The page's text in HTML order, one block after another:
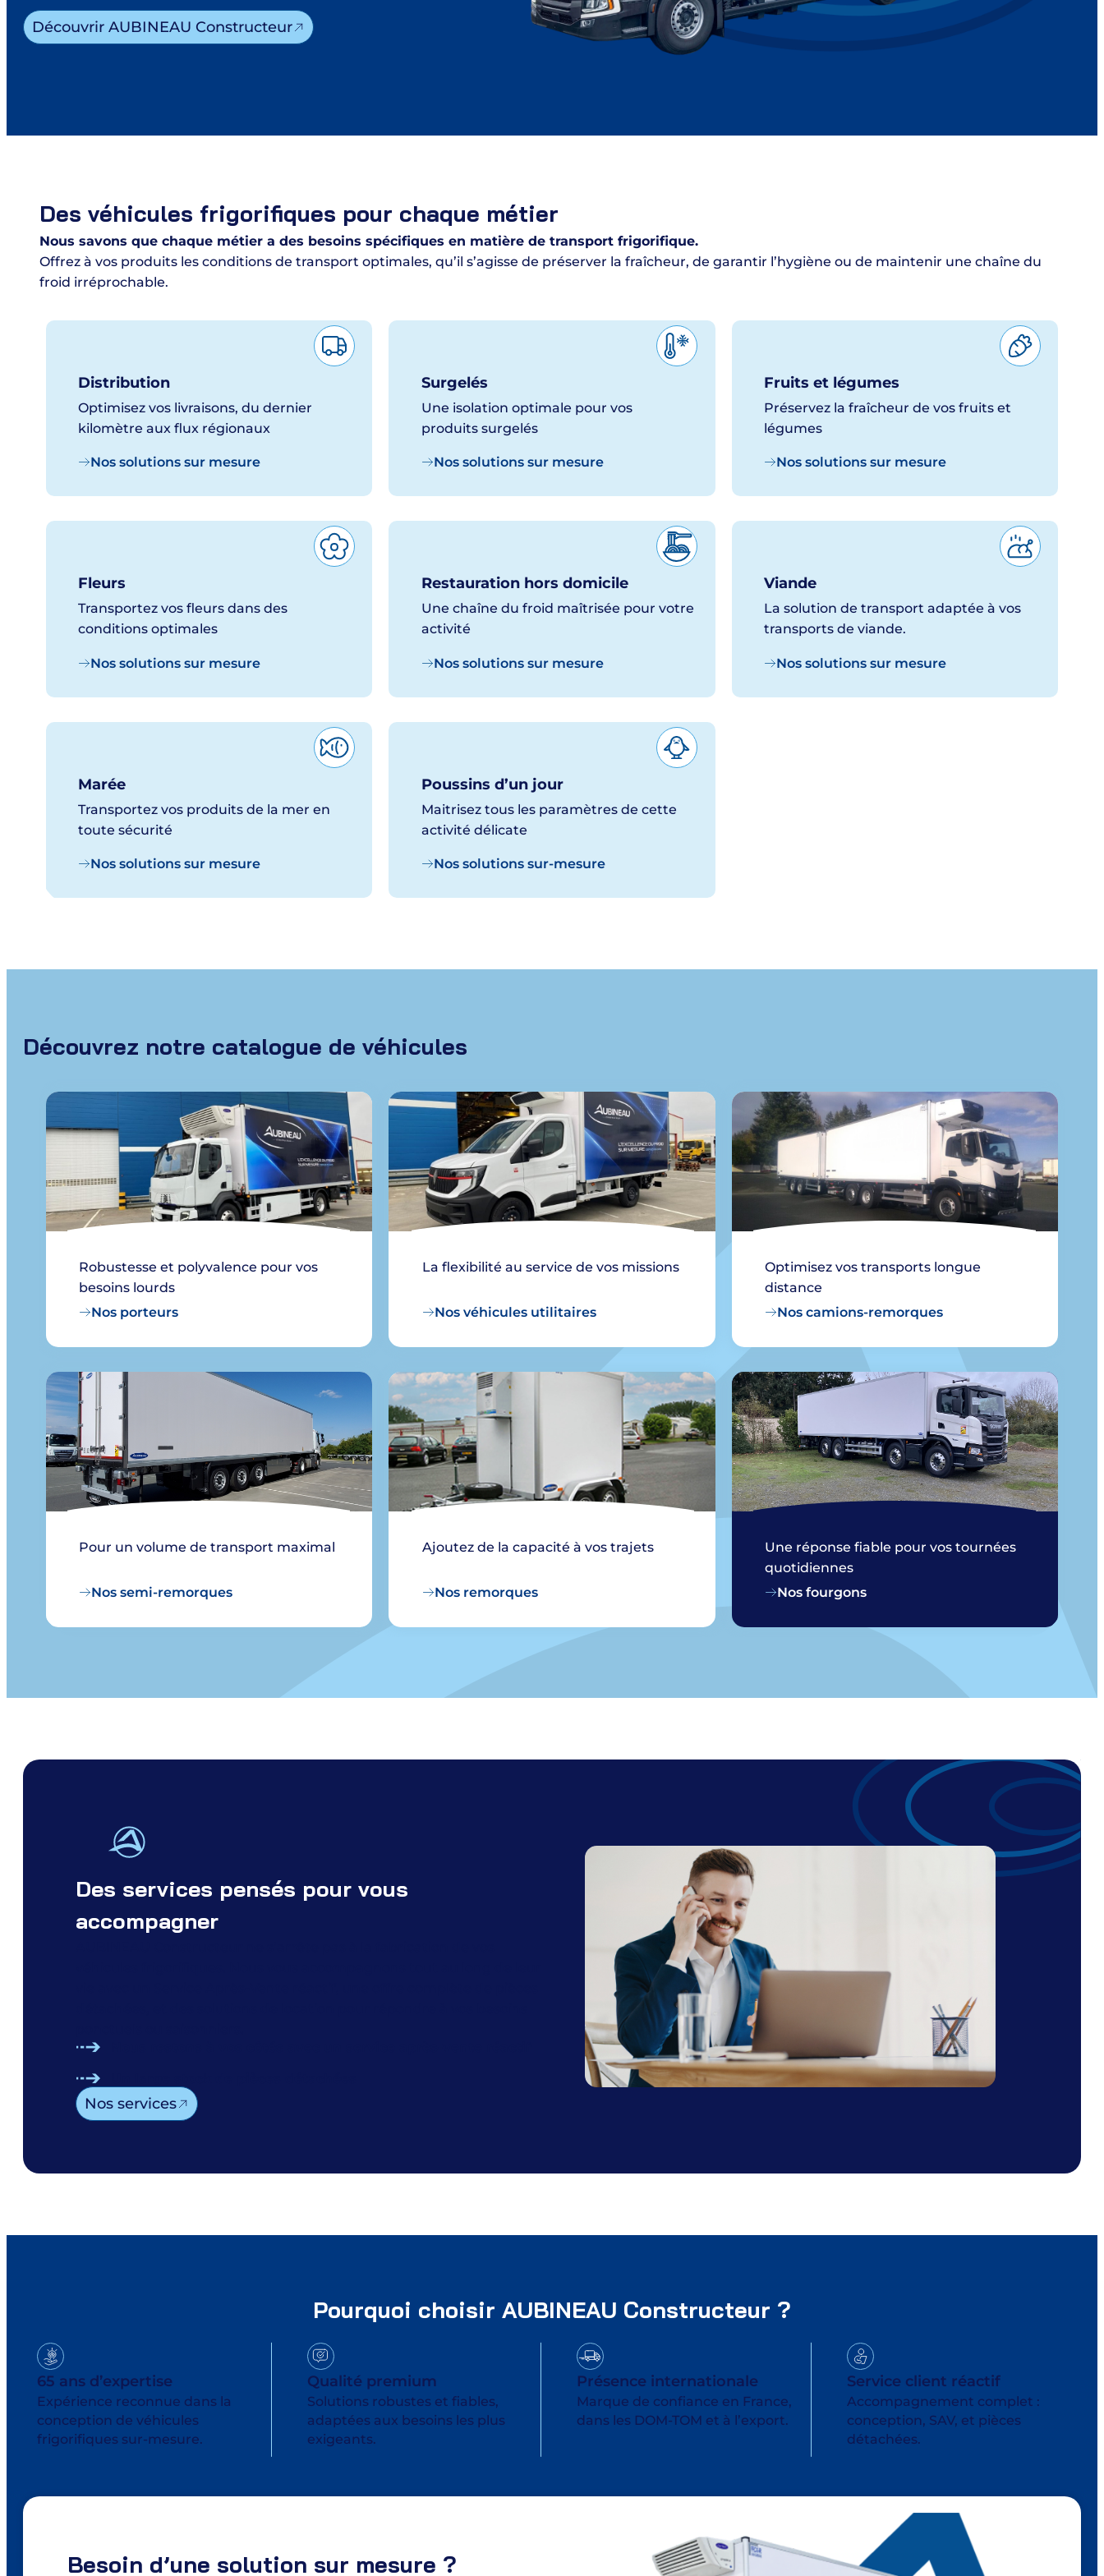
Découvrir AUBINEAU Constructeur
Des véhicules frigorifiques pour chaque métier
Nous savons que chaque métier a des besoins spécifiques en matière de transport frigorifique.
Offrez à vos produits les conditions de transport optimales, qu’il s’agisse de préserver la fraîcheur, de garantir l’hygiène ou de maintenir une chaîne du
froid irréprochable.
Distribution
Optimisez vos livraisons, du dernier
kilomètre aux flux régionaux
Nos solutions sur mesure
Surgelés
Une isolation optimale pour vos
produitssurgelés
Nos solutions sur mesure
Fruits et légumes
Préservez la fraîcheur de vos fruits et
légumes
Nos solutions sur mesure
Fleurs
Transportez vos fleurs dans des
conditions optimales
Nos solutions sur mesure
Restauration hors domicile
Une chaîne du froid maîtrisée pour votre
activité
Nos solutions sur mesure
Viande
La solution de transport adaptée à vos
transports de viande.
Nos solutions sur mesure
Marée
Transportez vos produits de la mer en
toute sécurité
Nos solutions sur mesure
Poussins d’un jour
Maitrisez tous les paramètres de cette
activité délicate
Nos solutions sur-mesure
Découvrez notre catalogue de véhicules
Robustesse et polyvalence pour vos
besoins lourds
Nos porteurs
La flexibilité au service de vos missions
Nos véhicules utilitaires
Optimisez vos transports longue
distance
Nos camions-remorques
Pour un volume de transport maximal
Nos semi-remorques
Ajoutez de la capacité à vos trajets
Nos remorques
Une réponse fiable pour vos tournées
quotidiennes
Nos fourgons
Des services pensés pour vous
accompagner
Nos services
Pourquoi choisir AUBINEAU Constructeur ?
65 ans d’expertise
Expérience reconnue dans la
conception de véhicules
frigorifiques sur-mesure.
Qualité premium
Solutions robustes et fiables,
adaptées aux besoins les plus
exigeants.
Présence internationale
Marque de confiance en France,
dans les DOM-TOM et à l’export.
Service client réactif
Accompagnement complet :
conception, SAV, et pièces
détachées.
Besoin d’une solution sur mesure ?